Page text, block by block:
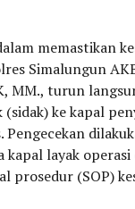
memastikan
Simalungun
MM., turun
(sidak) ke kapal
Pengecekan
kapal layak
prosedur (SOP)